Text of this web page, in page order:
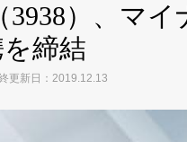
3938）、マ
締結
更新日：2019.12.13